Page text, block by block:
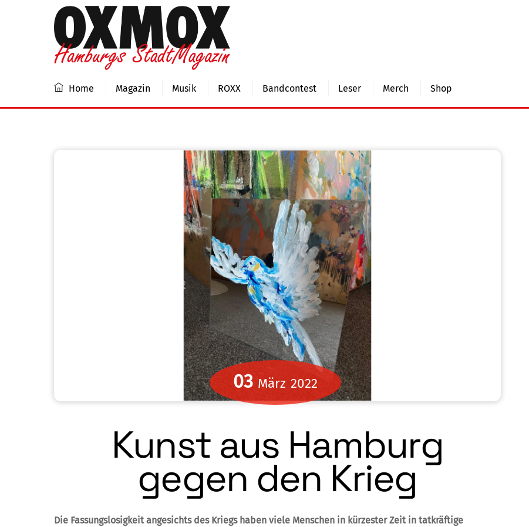
Home Magazin Musik ROXX Bandcontest Leser Merch Shop
03 März 2022
Kunst aus Hamburg
gegen den Krieg
Die Fassungslosigkeit angesichts des Kriegs haben viele Menschen in kürzester Zeit in tatkräftige